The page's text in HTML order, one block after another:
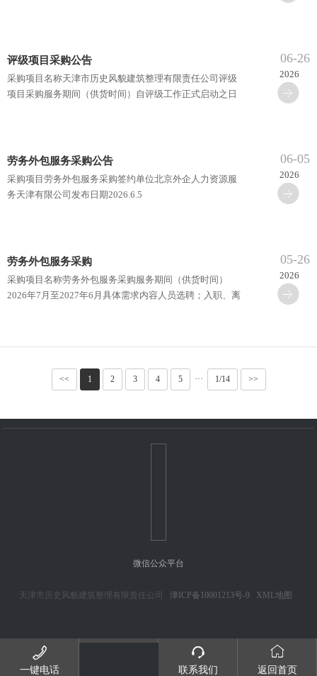
评级项目采购公告
采购项目名称天津市历史风貌建筑整理有限责任公司评级
项目采购服务期间（供货时间）自评级工作正式启动之日
06-26
2026
劳务外包服务采购公告
采购项目劳务外包服务采购签约单位北京外企人力资源服
务天津有限公司发布日期2026.6.5
06-05
2026
劳务外包服务采购
采购项目名称劳务外包服务采购服务期间（供货时间）
2026年7月至2027年6月具体需求内容人员选聘；入职、离
05-26
2026
<< 1 2 3 4 5 ··· 1/14 >>
微信公众平台
天津市历史风貌建筑整理有限责任公司 津ICP备10001213号-9 XML地图

一键电话

联系我们

返回首页